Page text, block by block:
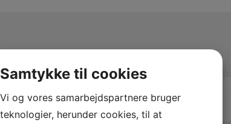
maksimal kapacitet
Samtykke til cookies
Vi og vores samarbejdspartnere bruger
teknologier, herunder cookies, til at